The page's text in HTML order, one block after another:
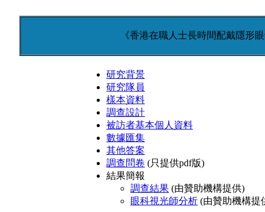
《香港在職人士長時間配戴隱形
研究背景
研究隊員
樣本資料
調查設計
被訪者基本個人資料
數據匯集
其他答案
調查問卷 (只提供pdf版)
結果簡報
調查結果 (由贊助機構提供)
眼科視光師分析 (由贊助機構提